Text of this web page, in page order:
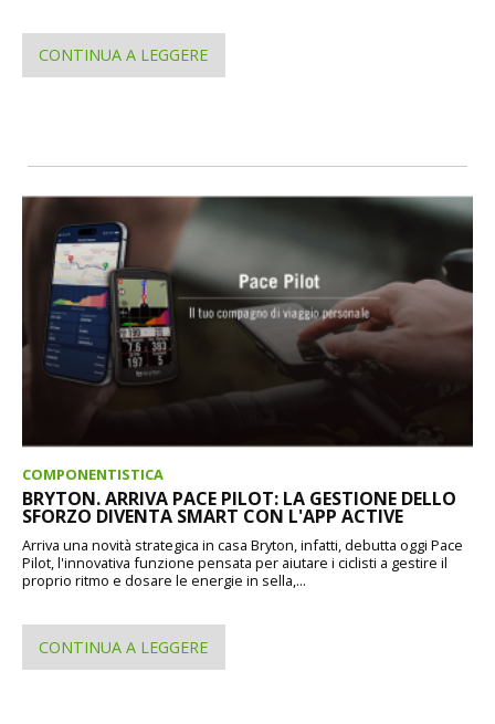
CONTINUA A LEGGERE
COMPONENTISTICA
BRYTON. ARRIVA PACE PILOT: LA GESTIONE DELLO
SFORZO DIVENTA SMART CON L'APP ACTIVE
Arriva una novità strategica in casa Bryton, infatti, debutta oggi Pace
Pilot, l'innovativa funzione pensata per aiutare i ciclisti a gestire il
proprio ritmo e dosare le energie in sella,...
CONTINUA A LEGGERE